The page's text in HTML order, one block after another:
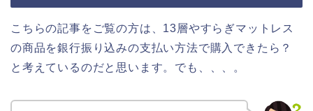
こちらの記事をご覧の方は、13層やすらぎマットレス
の商品を銀行振り込みの支払い方法で購入できたら？
と考えているのだと思います。でも、、、。